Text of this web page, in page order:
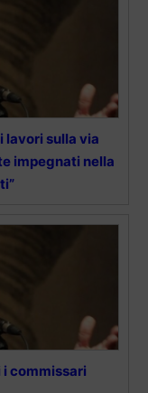
lavori sulla via
impegnati nella
i commissari